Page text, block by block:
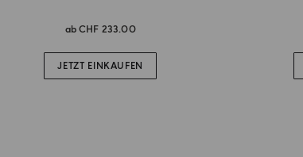
abCHF 233.00
JETZT EINKAUFEN